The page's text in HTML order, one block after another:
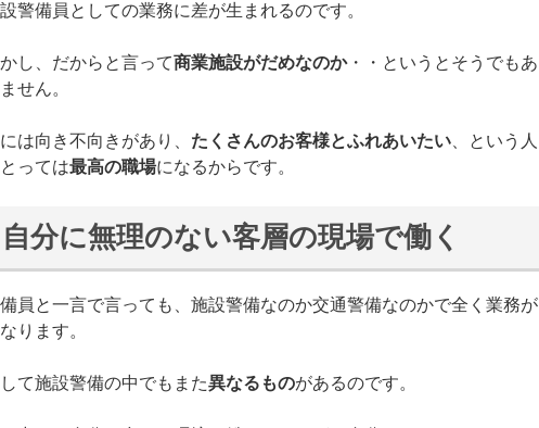
警備員としての業務に差が生まれるのです。
し、だからと言って商業施設がだめなのか・・というとそうでもあ
せん。
には向き不向きがあり、 たくさんのお客様とふれあいたい 、という人
っては最高の職場になるからです。
自分に無理のない客層の現場で働く
員と一言で言っても、施設警備なのか交通警備なのかで全く業務が
ります。
て施設警備の中でもまた異なるものがあるのです。